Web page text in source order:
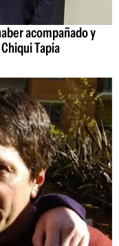
acompañado y
Tapia